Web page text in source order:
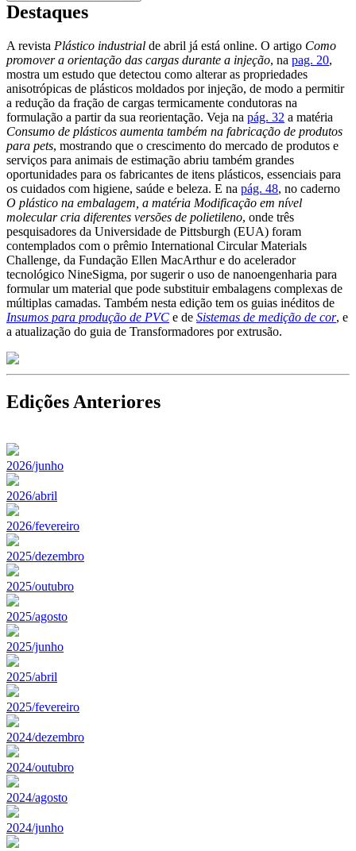
Destaques
A revista Plástico industrial de abril já está online. O artigo Como
promover a orientação das cargas durante a injeção, na pag. 20,
mostra um estudo que detectou como alterar as propriedades
anisotrópicas de plásticos moldados por injeção, de modo a permitir
a redução da fração de cargas termicamente condutoras na
formulação a partir da sua reorientação. Veja na pág. 32 a matéria
Consumo de plásticos aumenta também na fabricação de produtos
para pets, mostrando que o crescimento do mercado de produtos e
serviços para animais de estimação abriu também grandes
oportunidades para os fabricantes de itens plásticos, essenciais para
os cuidados com higiene, saúde e beleza. E na pág. 48, no caderno
O plástico na embalagem, a matéria Modificação em nível
molecular cria diferentes versões de polietileno, onde três
pesquisadores da Universidade de Pittsburgh (EUA) foram
contemplados com o prêmio International Circular Materials
Challenge, da Fundação Ellen MacArthur e do acelerador
tecnológico NineSigma, por sugerir o uso de nanoengenharia para
formular um material que pode substituir embalagens complexas de
múltiplas camadas. Também nesta edição tem os guias inéditos de
Insumos para produção de PVC e de Sistemas de medição de cor, e
a atualização do guia de Transformadores por extrusão.
Edições Anteriores
2026/junho
2026/abril
2026/fevereiro
2025/dezembro
2025/outubro
2025/agosto
2025/junho
2025/abril
2025/fevereiro
2024/dezembro
2024/outubro
2024/agosto
2024/junho